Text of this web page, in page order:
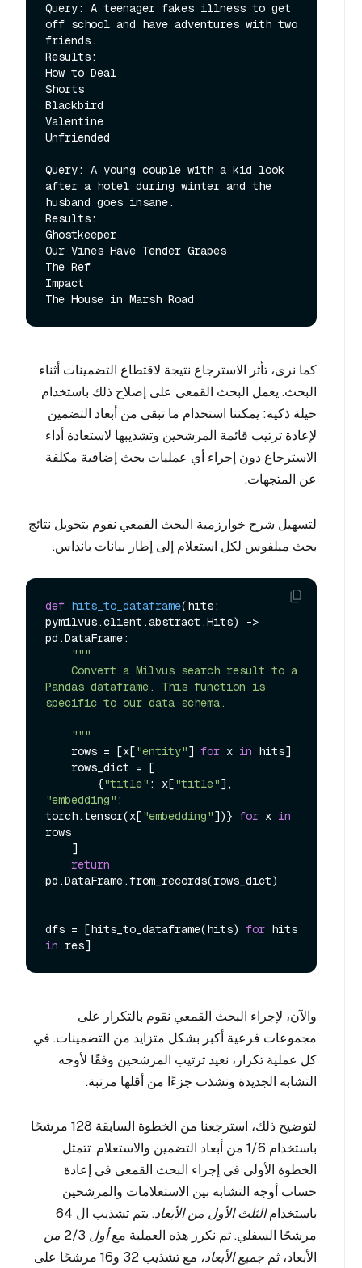
Query: A teenager fakes illness to get
off school and have adventures with two
friends.
Results:
How to Deal
Shorts
Blackbird
Valentine
Unfriended
Query: A young couple with a kid look
after a hotel during winter and the
husband goes insane.
Results:
Ghostkeeper
Our Vines Have Tender Grapes
The Ref
Impact
كما نرى، تأثر الاسترجاع نتيجة لاقتطاع التضمينات أثناء
البحث. يعمل البحث القمعي على إصلاح ذلك باستخدام
حيلة ذكية: يمكننا استخدام ما تبقى من أبعاد التضمين
لإعادة ترتيب قائمة المرشحين وتشذيبها لاستعادة أداء
الاسترجاع دون إجراء أي عمليات بحث إضافية مكلفة
عن المتجهات.
لتسهيل شرح خوارزمية البحث القمعي نقوم بتحويل نتائج
بحث ميلفوس لكل استعلام إلى إطار بيانات بانداس.
def hits_to_dataframe(hits:
pymilvus.client.abstract.Hits) ->
pd.DataFrame:
"""
Pandas dataframe. This function is
specific to our data schema.
    """
    rows = [x[
"entity"] for x in hits]
        {
"title" : x["title"
"embedding" :
torch.tensor(x["embedding"])} for x in
rows
return
pd.DataFrame.from_records(rows_dict)
dfs = [hits_to_dataframe(hits) for
in
والآن، لإجراء البحث القمعي نقوم بالتكرار على
مجموعات فرعية أكبر بشكل متزايد من التضمينات. في
كل عملية تكرار، نعيد ترتيب المرشحين وفقًا لأوجه
التشابه الجديدة ونشذب جزءًا من أقلها مرتبة.
لتوضيح ذلك، استرجعنا من الخطوة السابقة 128 مرشحًا
باستخدام 1/6 من أبعاد التضمين والاستعلام. تتمثل
الخطوة الأولى في إجراء البحث القمعي في إعادة
حساب أوجه التشابه بين الاستعلامات والمرشحين
باستخدامالثلث الأول من الأبعاد
. يتم تشذيب ال 64
مرشحًا السفلي. ثم نكرر هذه العملية معأول 2/3 من
الأبعاد، ثم جميع الأبعاد،
مع تشذيب 32 و16 مرشحًا على